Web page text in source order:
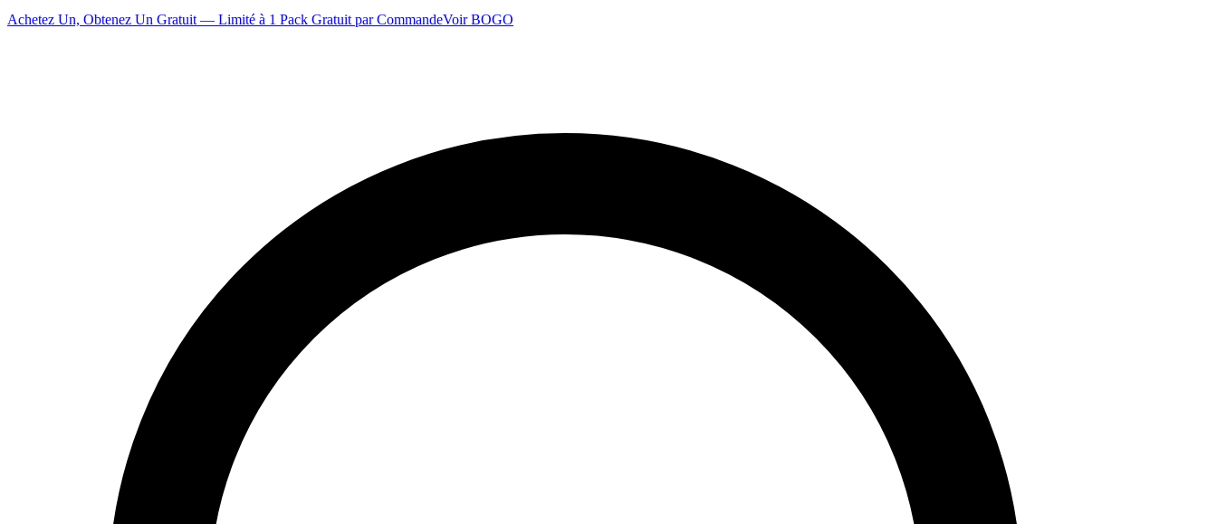
Achetez Un, Obtenez Un Gratuit — Limité à 1 Pack Gratuit par CommandeVoir BOGO